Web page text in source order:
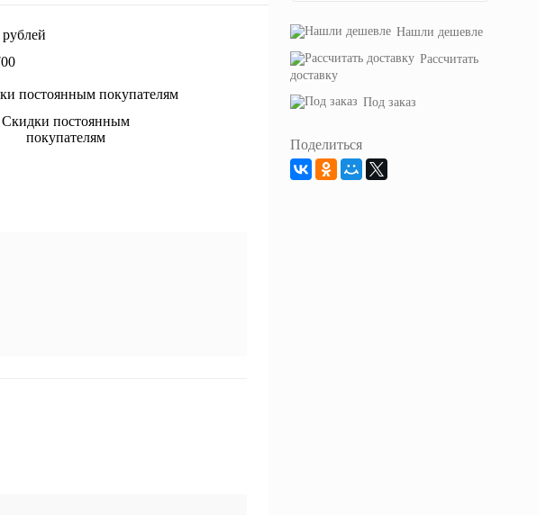
Скидки постоянным
покупателям
Нашли дешевле
Рассчитать
доставку
Под заказ
Поделиться